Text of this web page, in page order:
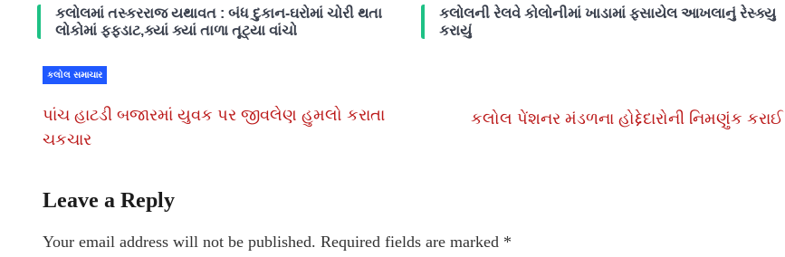
કલોલમાં તસ્કરરાજ યથાવત : બંધ દુકાન-ઘરોમાં ચોરી થતા
લોકોમાં ફફડાટ,ક્યાં ક્યાં તાળા તૂટ્યા વાંચો
કલોલની રેલવે કોલોનીમાં ખાડામાં ફસાયેલ આખલાનું રેસ્ક્યુ
કરાયું
કલોલ સમાચાર
પાંચ હાટડી બજારમાં યુવક પર જીવલેણ હુમલો કરાતા
ચકચાર
કલોલ પેંશનર મંડળના હોદ્દેદારોની નિમણુંક કરાઈ
Leave a Reply
Your email address will not be published. Required fields are marked *